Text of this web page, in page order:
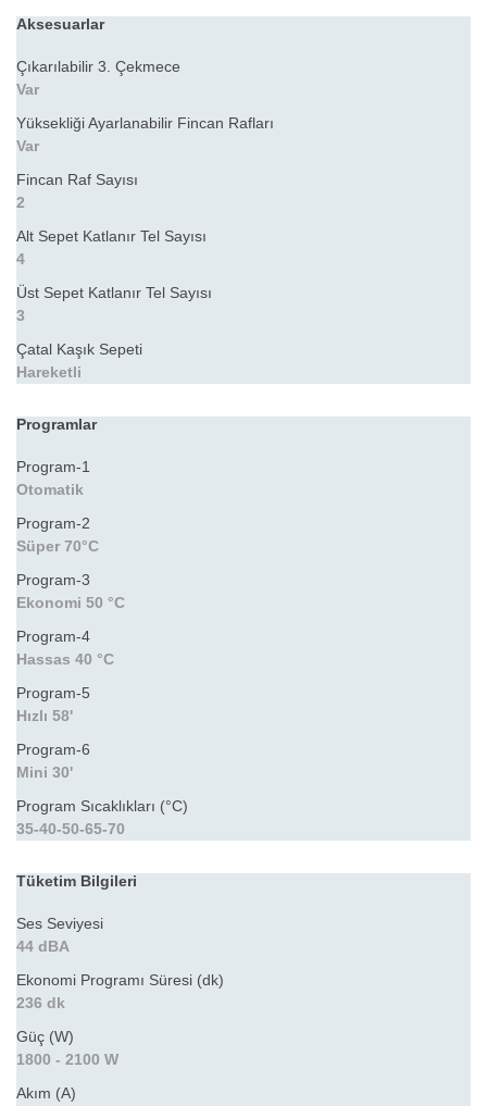
Aksesuarlar
Çıkarılabilir 3. Çekmece
Var
Yüksekliği Ayarlanabilir Fincan Rafları
Var
Fincan Raf Sayısı
2
Alt Sepet Katlanır Tel Sayısı
4
Üst Sepet Katlanır Tel Sayısı
3
Çatal Kaşık Sepeti
Hareketli
Programlar
Program-1
Otomatik
Program-2
Süper 70°C
Program-3
Ekonomi 50 °C
Program-4
Hassas 40 °C
Program-5
Hızlı 58'
Program-6
Mini 30'
Program Sıcaklıkları (°C)
35-40-50-65-70
Tüketim Bilgileri
Ses Seviyesi
44 dBA
Ekonomi Programı Süresi (dk)
236 dk
Güç (W)
1800 - 2100 W
Akım (A)